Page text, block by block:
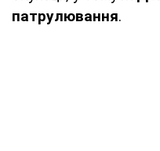
патрулювання.